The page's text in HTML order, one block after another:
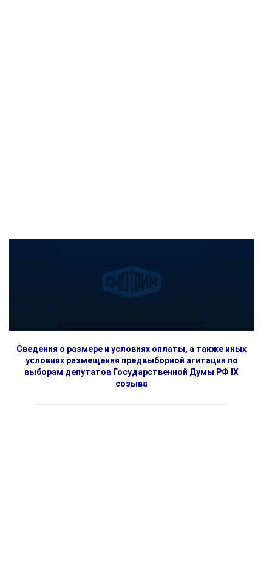
Сведения о размере и условиях оплаты, а также иных
условиях размещения предвыборной агитации по
выборам депутатов Государственной Думы РФ IX
созыва